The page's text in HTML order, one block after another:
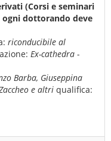
(Corsi e seminari
dottorando deve
riconducibile al
Ex-cathedra -
Barba, Giuseppina
e altri qualifica: